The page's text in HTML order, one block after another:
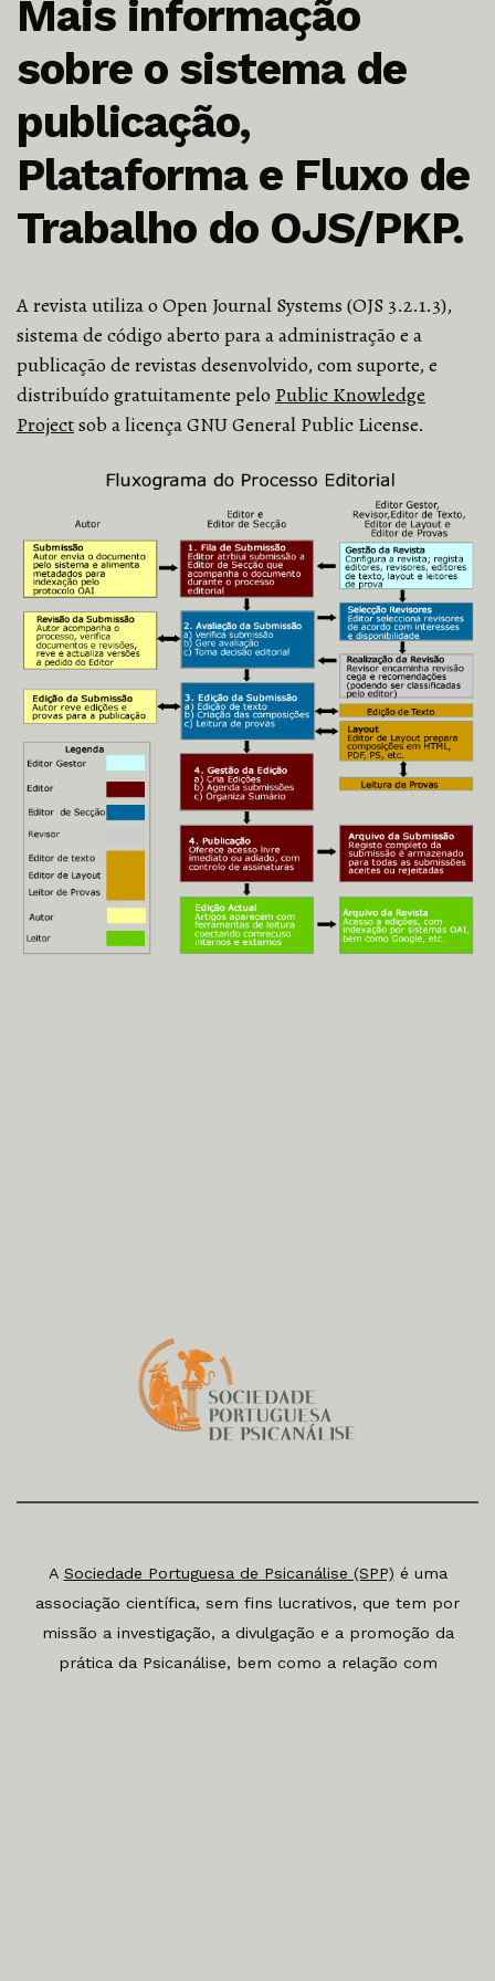
Mais informação
sobre o sistema de
publicação,
Plataforma e Fluxo de
Trabalho do OJS/PKP.
A revista utiliza o Open Journal Systems (OJS 3.2.1.3),
sistema de código aberto para a administração e a
publicação de revistas desenvolvido, com suporte, e
distribuído gratuitamente pelo Public Knowledge
Projectsob a licença GNU General Public License.
A Sociedade Portuguesa de Psicanálise (SPP) é uma
associação científica, sem fins lucrativos, que tem por
missão a investigação, a divulgação e a promoção da
prática da Psicanálise, bem como a relação com